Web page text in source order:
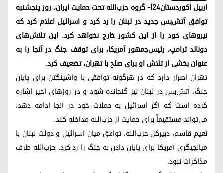
اربیل (کوردستان۲۴)- گروه حزب‌الله تحت حمایت ایران، روز پنجشنبه
توافق آتش‌بس جدید در لبنان را رد کرد و اسرائیل اعلام کرد که
نیروهای خود را از این کشور خارج نخواهد کرد. این تلاش‌های
دونالد ترامپ، رئیس‌جمهور آمریکا، برای توقف جنگ در آنجا را به
عنوان بخشی از تلاش او برای صلح با تهران، تضعیف کرد.
تهران اصرار دارد که در هرگونه توافقی با واشینگتن برای پایان
جنگ، آتش‌بس در لبنان نیز گنجانده شود و در روزهای اخیر اشاره
کرده است که اگر اسرائیل به حملات خود در آنجا ادامه دهد،
می‌تواند مستقیماً برای حمایت از حزب‌الله مداخله کند.
نعیم قاسم، دبیرکل حزب‌الله، توافق میان اسرائیل و دولت لبنان با
میانجیگری آمریکا برای پایان دادن به جنگ را رد کرد. حزب‌الله طرف
مذاکرات نبود.